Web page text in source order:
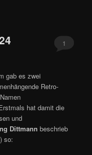
1
gab es zwei
Retro-
hat damit die
und
Dittmann beschrieb
so: